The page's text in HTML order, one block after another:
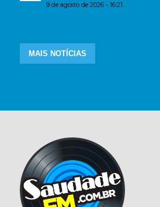
9 de agosto de 2026 - 16:21
MAIS NOTÍCIAS